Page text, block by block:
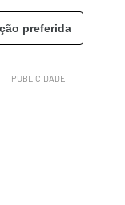
preferida